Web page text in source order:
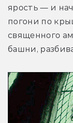
ярость — и
погони по
священного
башни,